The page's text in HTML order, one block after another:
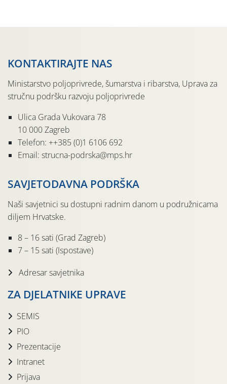
KONTAKTIRAJTE NAS
Ministarstvo poljoprivrede, šumarstva i ribarstva, Uprava za
stručnu podršku razvoju poljoprivrede
Ulica Grada Vukovara 78
10 000 Zagreb
Telefon: ++385 (0)1 6106 692
Email: strucna-podrska@mps.hr
SAVJETODAVNA PODRŠKA
Naši savjetnici su dostupni radnim danom u podružnicama
diljem Hrvatske.
8 – 16 sati (Grad Zagreb)
7 – 15 sati (Ispostave)
Adresar savjetnika
ZA DJELATNIKE UPRAVE
SEMIS
PIO
Prezentacije
Intranet
Prijava